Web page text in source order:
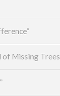
of Missing Trees